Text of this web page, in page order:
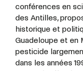
conférences en
des Antilles,
historique et
Guadeloupe et en
pesticide
dans les années